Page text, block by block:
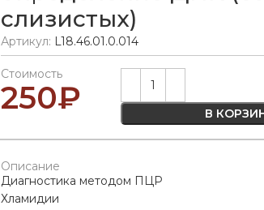
слизистых)
Артикул: L18.46.01.0.014
Стоимость
250₽ В
Alternative:
Описание
Диагностика методом ПЦР
Хламидии